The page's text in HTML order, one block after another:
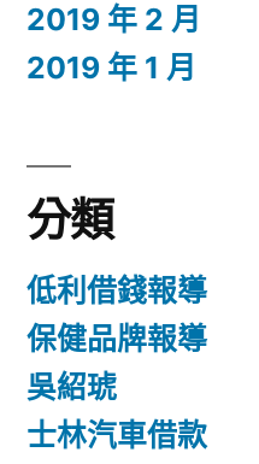
2019 年 2 月
2019 年 1 月
分類
低利借錢報導
保健品牌報導
吳紹琥
士林汽車借款